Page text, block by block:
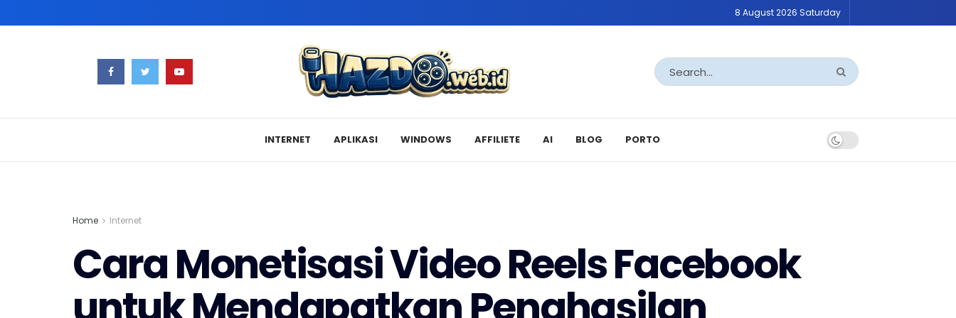
8 August 2026 Saturday
INTERNET APLIKASI WINDOWS AFFILIETE AI BLOG PORTO
Home Internet
Cara Monetisasi Video Reels Facebook